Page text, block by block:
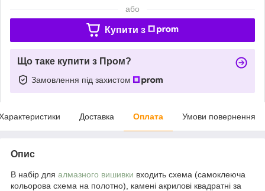
або
Купити з
Що таке купити з Пром?
Замовлення під захистом
Доставка Оплата Умови повернення
Опис
В набір для алмазного вишивки входить схема (самоклеюча
кольорова схема на полотно), камені акрилові квадратні за